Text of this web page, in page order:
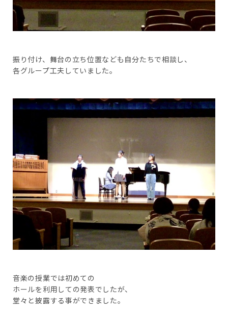
振り付け、舞台の立ち位置なども自分たちで相談し、
各グループ工夫していました。
音楽の授業では初めての
ホールを利用しての発表でしたが、
堂々と披露する事ができました。